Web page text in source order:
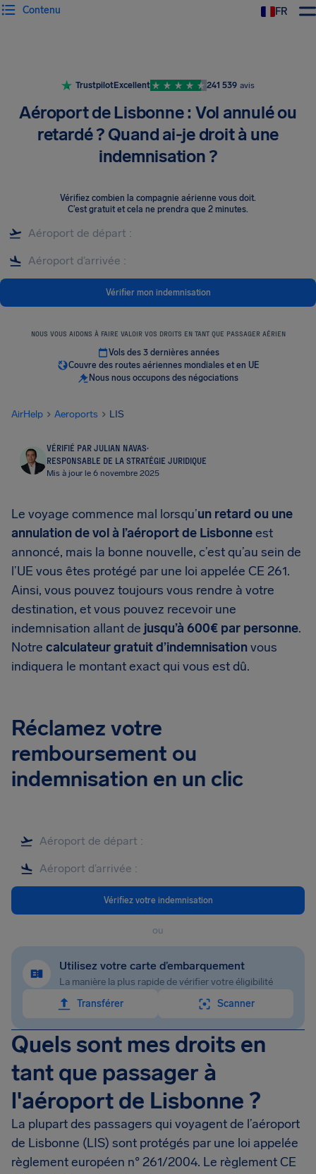
FR
Contenu
TrustpilotExcellent 241 539 avis
Aéroport de Lisbonne : Vol annulé ou
retardé ? Quand ai-je droit à une
indemnisation ?
Vérifiez combien la compagnie aérienne vous doit.
C’est gratuit et cela ne prendra que 2 minutes.
Vérifier mon indemnisation
NOUS VOUS AIDONS À FAIRE VALOIR VOS DROITS EN TANT QUE PASSAGER AÉRIEN
Vols des 3 dernières années
Couvre des routes aériennes mondiales et en UE
Nous nous occupons des négociations
AirHelp Aeroports LIS
VÉRIFIÉ PAR JULIAN NAVAS·
RESPONSABLE DE LA STRATÉGIE JURIDIQUE
Mis à jour le 6 novembre 2025
Le voyage commence mal lorsqu’un retard ou une
annulation de vol à l’aéroport de Lisbonneest
annoncé, mais la bonne nouvelle, c’est qu’au sein de
l’UE vous êtes protégé par une loi appelée CE 261.
Ainsi, vous pouvez toujours vous rendre à votre
destination, et vous pouvez recevoir une
indemnisation allant de jusqu’à 600€ par personne.
Notre calculateur gratuit d’indemnisationvous
indiquera le montant exact qui vous est dû.
Réclamez votre
remboursement ou
indemnisation en un clic
Vérifiez votre indemnisation
ou
Utilisez votre carte d’embarquement
La manière la plus rapide de vérifier votre éligibilité
Transférer
Scanner
Quels sont mes droits en
tant que passager à
l'aéroport de Lisbonne ?
La plupart des passagers qui voyagent de l’aéroport
de Lisbonne (LIS) sont protégés par une loi appelée
règlement européen n° 261/2004. Le règlement CE